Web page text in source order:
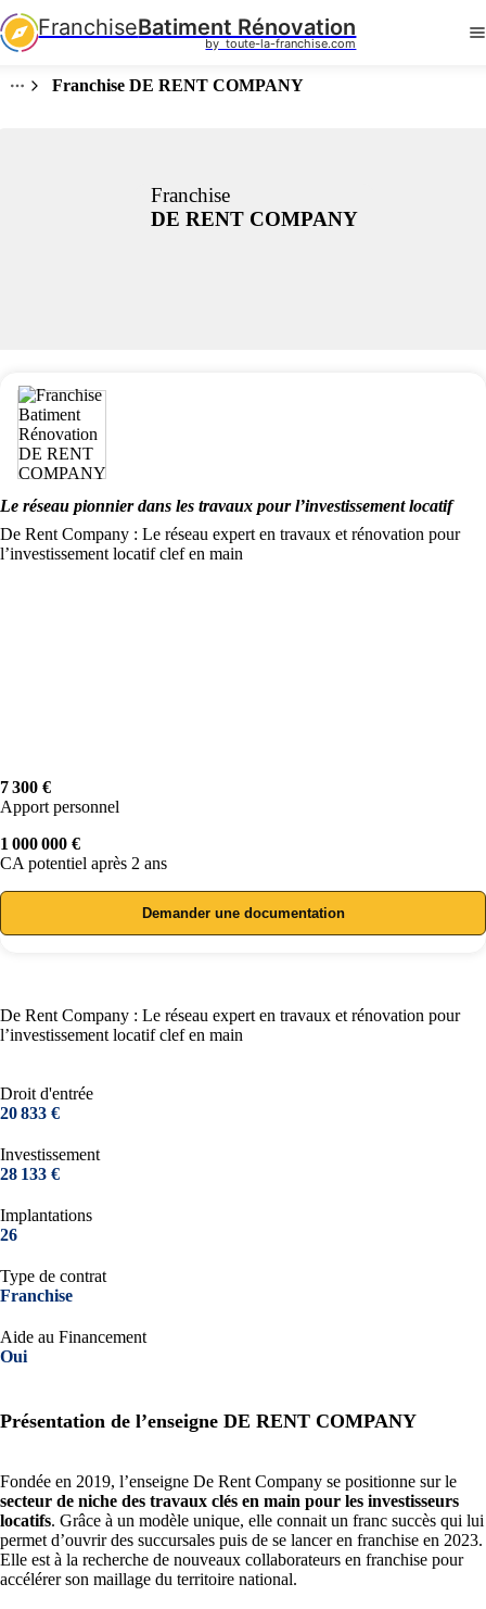
FranchiseBatiment Rénovation
by  toute-la-franchise.com
Franchise DE RENT COMPANY
Franchise
DE RENT COMPANY
Le réseau pionnier dans les travaux pour l’investissement locatif
De Rent Company : Le réseau expert en travaux et rénovation pour
l’investissement locatif clef en main
7 300 €
Apport personnel
1 000 000 €
CA potentiel après 2 ans
Demander une documentation
De Rent Company : Le réseau expert en travaux et rénovation pour
l’investissement locatif clef en main
Droit d'entrée
20 833 €
Investissement
28 133 €
Implantations
26
Type de contrat
Franchise
Aide au Financement
Oui
Présentation de l’enseigne DE RENT COMPANY
Fondée en 2019, l’enseigne De Rent Company se positionne sur le
secteur de niche des travaux clés en main pour les investisseurs
locatifs. Grâce à un modèle unique, elle connait un franc succès qui lui
permet d’ouvrir des succursales puis de se lancer en franchise en 2023.
Elle est à la recherche de nouveaux collaborateurs en franchise pour
accélérer son maillage du territoire national.